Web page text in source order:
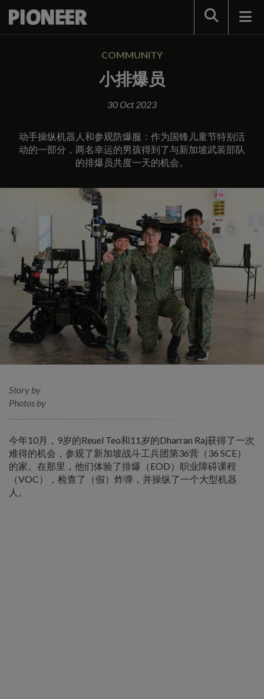
Search
COMMUNITY
小排爆员
30 Oct 2023
动手操纵机器人和参观防爆服：作为国锋儿童节特别活
动的一部分，两名幸运的男孩得到了与新加坡武装部队
的排爆员共度一天的机会。
Story by
Photos by
今年10月，9岁的Reuel Teo和11岁的Dharran Raj获得了一次
难得的机会，参观了新加坡战斗工兵团第36营（36 SCE）
的家。在那里，他们体验了排爆（EOD）职业障碍课程
（VOC），检查了（假）炸弹，并操纵了一个大型机器
人。